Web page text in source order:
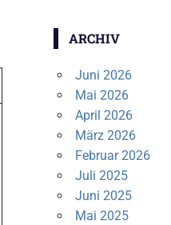
ARCHIV
Juni 2026
Mai 2026
April 2026
März 2026
Februar 2026
Juli 2025
Juni 2025
Mai 2025